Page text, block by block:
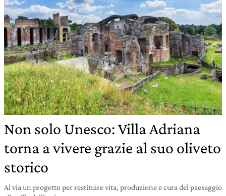
Non solo Unesco: Villa Adriana
torna a vivere grazie al suo oliveto
storico
Al via un progetto per restituire vita, produzione e cura del paesaggio